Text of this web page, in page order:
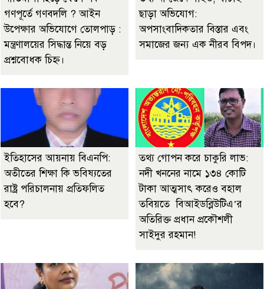
গণপূর্তে গণবদলি ? আইন
উপেক্ষার অভিযোগে তোলপাড় :
মন্ত্রণালয়ের সিদ্ধান্ত নিয়ে বড়
প্রশ্নবোধক চিহ্ন।
ছাড়া অভিযোগ:
অপসাংবাদিকতার বিস্তার এবং
সমাজের জন্য এক নীরব বিপদ।
ইতিহাসের আয়নায় বিএনপি:
অতীতের শিক্ষা কি ভবিষ্যতের
রাষ্ট্র পরিচালনায় প্রতিফলিত
হবে?
তথ্য গোপন করে চাকুরি লাভ:
নদী খননের নামে ১৩৪ কোটি
টাকা আত্মসাৎ করেও বহাল
তবিয়তে বিআইডব্লিউটিএ’র
অতিরিক্ত প্রধান প্রকৌশলী
সাইদুর রহমান!